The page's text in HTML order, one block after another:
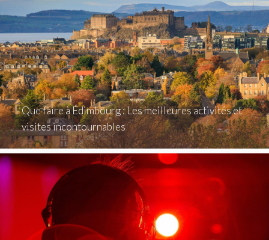
Que faire à Édimbourg : Les meilleures activités et
visites incontournables